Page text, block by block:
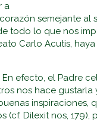
a
semejante al
todo lo que nos
Carlo Acutis,
efecto, el Padre
nos hace
inspiraciones,
(cf. Dilexit nos,